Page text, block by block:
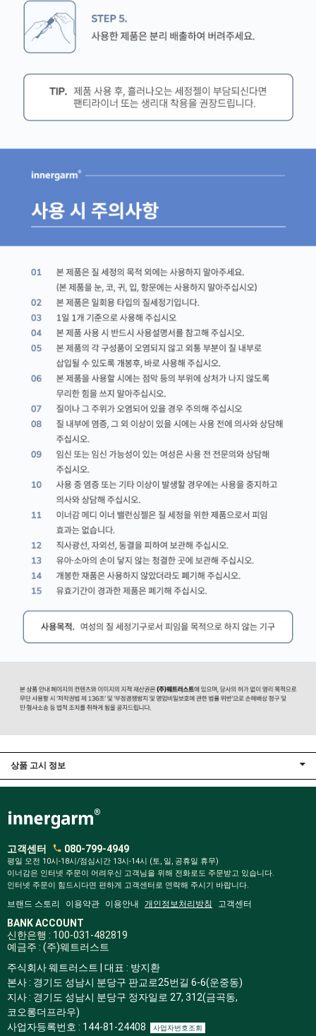
상품 고시 정보
고객센터 080-799-4949
평일 오전 10시-18시/점심시간 13시-14시 (토, 일, 공휴일 휴무)
이너감은 인터넷 주문이 어려우신 고객님을 위해 전화로도 주문받고 있습니다.
인터넷 주문이 힘드시다면 편하게 고객센터로 연락해 주시기 바랍니다.
브랜드 스토리 이용약관 이용안내 개인정보처리방침 고객센터
BANK ACCOUNT
신한은행 : 100-031-482819
예금주 : (주)웨트러스트
주식회사 웨트러스트 | 대표 : 방지환
본사 : 경기도 성남시 분당구 판교로25번길 6-6(운중동)
지사 : 경기도 성남시 분당구 정자일로 27, 312(금곡동,
코오롱더프라우)
사업자등록번호 : 144-81-24408
사업자번호조회